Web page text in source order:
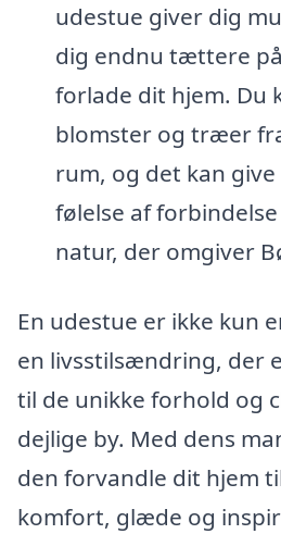
udestue giver dig
dig endnu tættere
forlade dit hjem. Du
blomster og træer
rum, og det kan
følelse af
natur, der omgiver
En udestue er ikke kun
en livsstilsændring, der
til de unikke forhold og
dejlige by. Med dens
den forvandle dit hjem
komfort, glæde og